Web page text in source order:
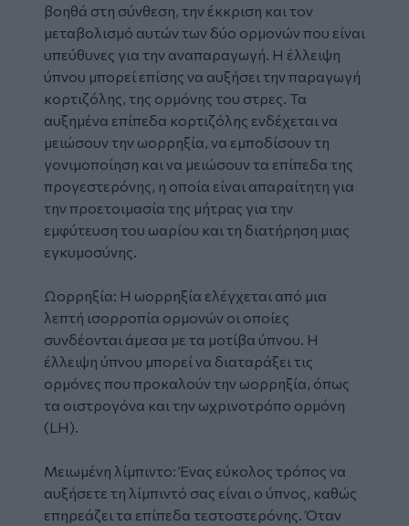
βοηθά στη σύνθεση, την έκκριση και τον
μεταβολισμό αυτών των δύο ορμονών που είναι
υπεύθυνες για την αναπαραγωγή. Η έλλειψη
ύπνου μπορεί επίσης να αυξήσει την παραγωγή
κορτιζόλης, της ορμόνης του στρες. Τα
αυξημένα επίπεδα κορτιζόλης ενδέχεται να
μειώσουν την ωορρηξία, να εμποδίσουν τη
γονιμοποίηση και να μειώσουν τα επίπεδα της
προγεστερόνης, η οποία είναι απαραίτητη για
την προετοιμασία της μήτρας για την
εμφύτευση του ωαρίου και τη διατήρηση μιας
εγκυμοσύνης.
Ωορρηξία: Η ωορρηξία ελέγχεται από μια
λεπτή ισορροπία ορμονών οι οποίες
συνδέονται άμεσα με τα μοτίβα ύπνου. Η
έλλειψη ύπνου μπορεί να διαταράξει τις
ορμόνες που προκαλούν την ωορρηξία, όπως
τα οιστρογόνα και την ωχρινοτρόπο ορμόνη
(LH).
Μειωμένη λίμπιντο: Ένας εύκολος τρόπος να
αυξήσετε τη λίμπιντό σας είναι ο ύπνος, καθώς
επηρεάζει τα επίπεδα τεστοστερόνης. Όταν